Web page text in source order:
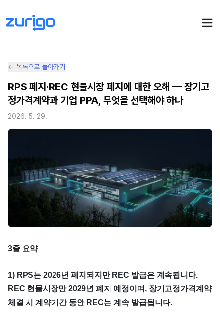
PPA 계약
수요기업 PPA 계산
발전소 PPA 계산
PPA 관리
PPA 모니터링
PPA 파트너스
전기요금 시뮬레이션 NEW
PPA 매뉴얼
AI 컨설턴트 UPDATED
PPA 플레이
인사이트
성공사례
에너지브리핑
단가
회사소개
← 목록으로 돌아가기
RPS 폐지·REC 현물시장 폐지에 대한 오해 — 장기고
정가격계약과 기업 PPA, 무엇을 선택해야 하나
2026. 5. 29.
3줄 요약
1) RPS는 2026년 폐지되지만 REC 발급은 계속됩니다.
REC 현물시장만 2029년 폐지 예정이며, 장기고정가격계약
체결 시 계약기간 동안 REC는 계속 발급됩니다.